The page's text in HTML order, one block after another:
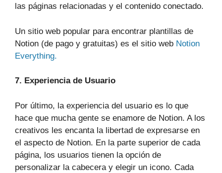
las páginas relacionadas y el contenido conectado.
Un sitio web popular para encontrar plantillas de
Notion (de pago y gratuitas) es el sitio web Notion
Everything.
7. Experiencia de Usuario
Por último, la experiencia del usuario es lo que
hace que mucha gente se enamore de Notion. A los
creativos les encanta la libertad de expresarse en
el aspecto de Notion. En la parte superior de cada
página, los usuarios tienen la opción de
personalizar la cabecera y elegir un icono. Cada